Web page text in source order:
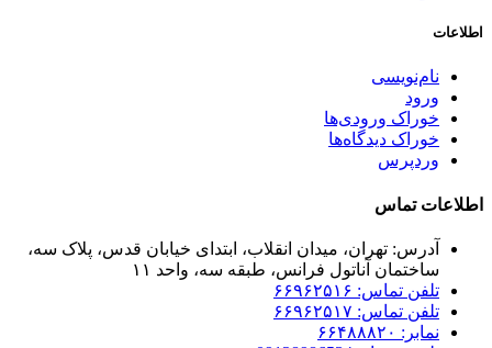
اطلاعات
نام‌نویسی
ورود
خوراک ورودی‌ها
خوراک دیدگاه‌ها
وردپرس
اطلاعات تماس
آدرس: تهران، میدان انقلاب، ابتدای خیابان قدس، پلاک سه،
ساختمان آناتول فرانس، طبقه سه، واحد ۱۱
تلفن تماس: ۶۶۹۶۲۵۱۶
تلفن تماس: ۶۶۹۶۲۵۱۷
نمابر: ۶۶۴۸۸۸۲۰